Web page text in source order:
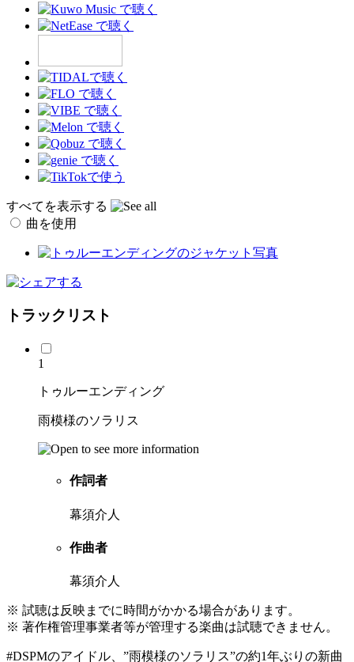
すべてを表示する
曲を使用
トラックリスト
1
トゥルーエンディング
雨模様のソラリス
作詞者
幕須介人
作曲者
幕須介人
※ 試聴は反映までに時間がかかる場合があります。
※ 著作権管理事業者等が管理する楽曲は試聴できません。
#DSPMのアイドル、”雨模様のソラリス”の約1年ぶりの新曲